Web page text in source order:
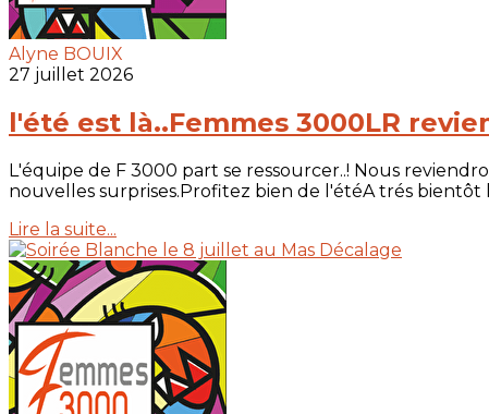
Alyne BOUIX
27 juillet 2026
l'été est là..Femmes 3000LR
L'équipe de F 3000 part se ressourcer..! Nous
nouvelles surprises.Profitez bien de l'étéA trés
Lire la suite...